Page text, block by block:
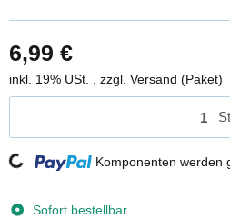
6,99 €
inkl. 19% USt. , zzgl. Versand (Paket)
Loading... Komponenten werden
Sofort bestellbar